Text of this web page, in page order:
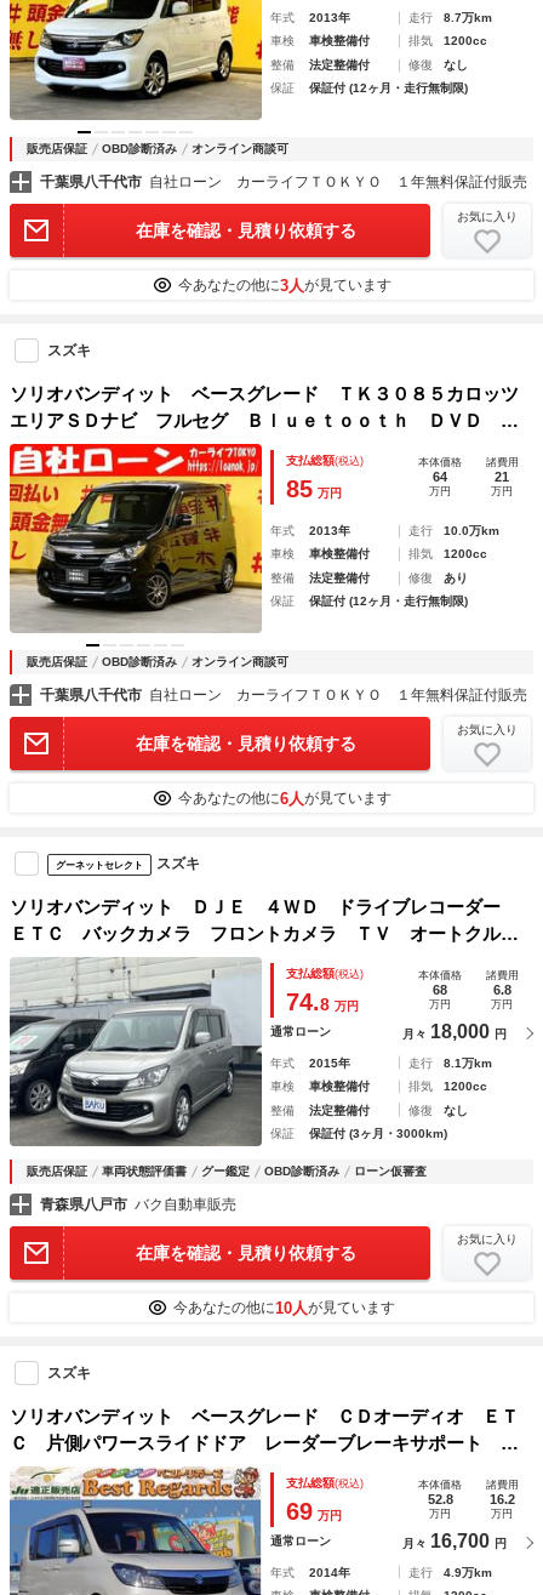
年式 2013年 走行
8.7万km
車検
車検整備付 排気
1200cc
整備
法定整備付 修復
なし
保証
保証付 (12ヶ月・走行無制限)
販売店保証 OBD診断済み オンライン商談可
千葉県八千代市 自社ローン カーライフＴＯＫＹＯ １年無料保証付販売
在庫を確認・見積り依頼する
お気に入り
今あなたの他に3人が見ています
スズキ
ソリオバンディット ベースグレード ＴＫ３０８５カロッツ
エリアＳＤナビ フルセグ Ｂｌｕｅｔｏｏｔｈ ＤＶＤ Ｃ
Ｄ バックカメラ ＥＴＣ ＨＩＤヘッドライト 助手席
下収納 両側パワースライドドア 社外１４インチＡＷ
支払総額(税込)
85 万円
本体価格
64
万円
諸費用
21
万円
年式 2013年 走行
10.0万km
車検
車検整備付 排気
1200cc
整備
法定整備付 修復
あり
保証
保証付 (12ヶ月・走行無制限)
販売店保証 OBD診断済み オンライン商談可
千葉県八千代市 自社ローン カーライフＴＯＫＹＯ １年無料保証付販売
在庫を確認・見積り依頼する
お気に入り
今あなたの他に6人が見ています
グーネットセレクト スズキ
ソリオバンディット ＤＪＥ ４ＷＤ ドライブレコーダー
ＥＴＣ バックカメラ フロントカメラ ＴＶ オートクルー
ズコントロール 衝突被害軽減システム 両側スライド・片側
電動 オートライト ＨＩＤ スマートキー
支払総額(税込)
74.8 万円
本体価格
68
万円
諸費用
6.8
万円
通常ローン 月々 18,000 円
年式 2015年 走行
8.1万km
車検
車検整備付 排気
1200cc
整備
法定整備付 修復
なし
保証
保証付 (3ヶ月・3000km)
販売店保証 車両状態評価書 グー鑑定 OBD診断済み ローン仮審査
青森県八戸市 バク自動車販売
在庫を確認・見積り依頼する
お気に入り
今あなたの他に10人が見ています
スズキ
ソリオバンディット ベースグレード ＣＤオーディオ ＥＴ
Ｃ 片側パワースライドドア レーダーブレーキサポート 電
動格納ミラー パワーステアリング パワーウィンドウ
支払総額(税込)
69 万円
本体価格
52.8
万円
諸費用
16.2
万円
通常ローン 月々 16,700 円
年式 2014年 走行
4.9万km